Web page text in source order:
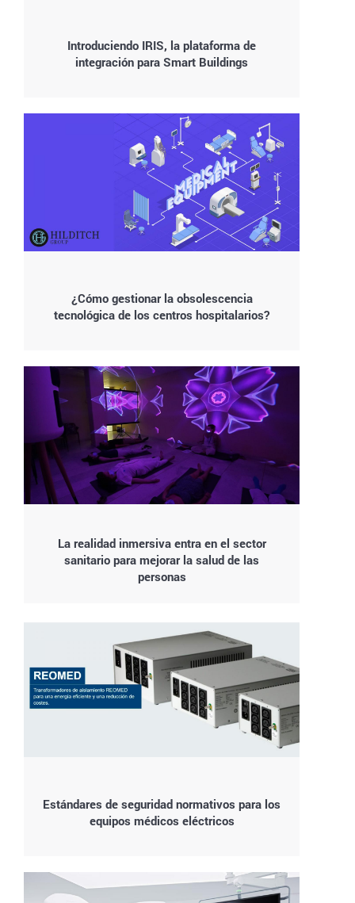
Introduciendo IRIS, la plataforma de
integración para Smart Buildings
¿Cómo gestionar la obsolescencia
tecnológica de los centros hospitalarios?
La realidad inmersiva entra en el sector
sanitario para mejorar la salud de las
personas
Estándares de seguridad normativos para los
equipos médicos eléctricos